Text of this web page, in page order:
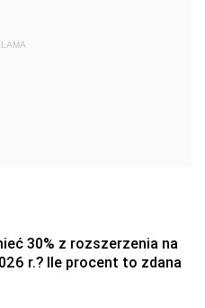
30% z rozszerzenia na
r.? Ile procent to zdana